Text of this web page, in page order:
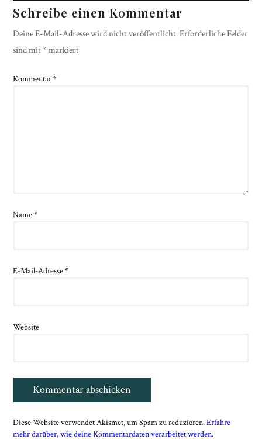
Schreibe einen Kommentar
Deine E-Mail-Adresse wird nicht veröffentlicht.Erforderliche Felder
sind mit* markiert
Kommentar*
Name*
E-Mail-Adresse*
Website
Diese Website verwendet Akismet, um Spam zu reduzieren.Erfahre
mehr darüber, wie deine Kommentardaten verarbeitet werden.